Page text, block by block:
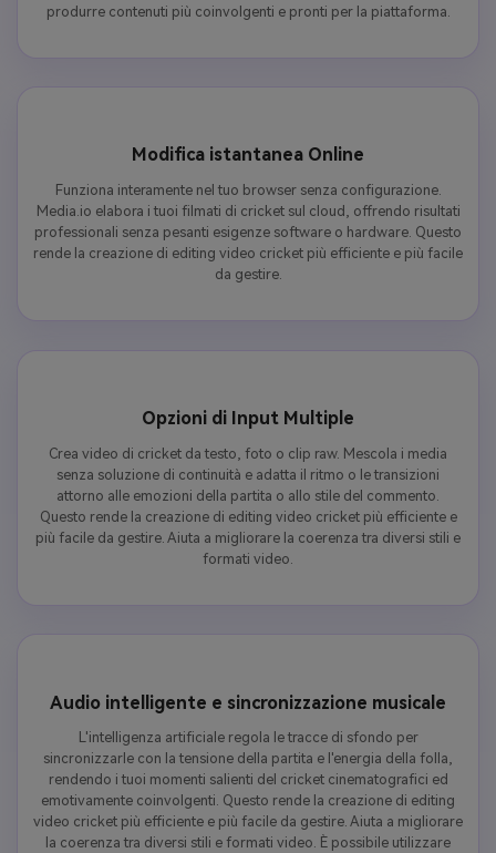
produrre contenuti più coinvolgenti e pronti per la piattaforma.
Modifica istantanea Online
Funziona interamente nel tuo browser senza configurazione.
Media.io elabora i tuoi filmati di cricket sul cloud, offrendo risultati
professionali senza pesanti esigenze software o hardware. Questo
rende la creazione di editing video cricket più efficiente e più facile
da gestire.
Opzioni di Input Multiple
Crea video di cricket da testo, foto o clip raw. Mescola i media
senza soluzione di continuità e adatta il ritmo o le transizioni
attorno alle emozioni della partita o allo stile del commento.
Questo rende la creazione di editing video cricket più efficiente e
più facile da gestire. Aiuta a migliorare la coerenza tra diversi stili e
formati video.
Audio intelligente e sincronizzazione musicale
L'intelligenza artificiale regola le tracce di sfondo per
sincronizzarle con la tensione della partita e l'energia della folla,
rendendo i tuoi momenti salienti del cricket cinematografici ed
emotivamente coinvolgenti. Questo rende la creazione di editing
video cricket più efficiente e più facile da gestire. Aiuta a migliorare
la coerenza tra diversi stili e formati video. È possibile utilizzare